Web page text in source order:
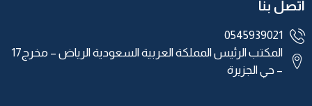
اتصل بنا
0545939021
المكتب الرئيس المملكة العربية السعودية الرياض – مخرج17
– حي الجزيرة